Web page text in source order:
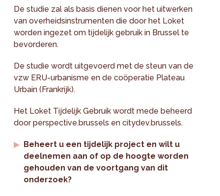
De studie zal als basis dienen voor het uitwerken
van overheidsinstrumenten die door het Loket
worden ingezet om tijdelijk gebruik in Brussel te
bevorderen.
De studie wordt uitgevoerd met de steun van de
vzw ERU-urbanisme en de coöperatie Plateau
Urbain (Frankrijk).
Het Loket Tijdelijk Gebruik wordt mede beheerd
door perspective.brussels en citydev.brussels.
Beheert u een tijdelijk project en wilt u
deelnemen aan of op de hoogte worden
gehouden van de voortgang van dit
onderzoek?